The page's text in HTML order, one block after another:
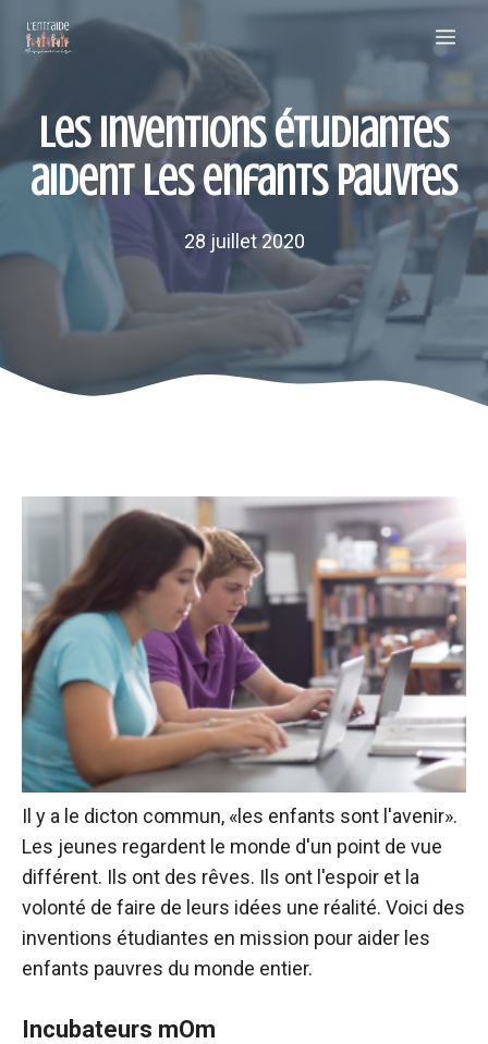
Les inventions étudiantes
aident les enfants pauvres
28 juillet 2020
Il y a le dicton commun, «les enfants sont l'avenir».
Les jeunes regardent le monde d'un point de vue
différent. Ils ont des rêves. Ils ont l'espoir et la
volonté de faire de leurs idées une réalité. Voici des
inventions étudiantes en mission pour aider les
enfants pauvres du monde entier.
Incubateurs mOm